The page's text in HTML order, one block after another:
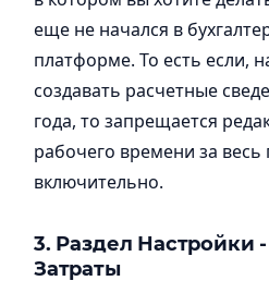
еще не начался в
платформе. То есть если,
создавать расчетные
года, то запрещается
рабочего времени за
включительно.
3. Раздел Настройки
Затраты